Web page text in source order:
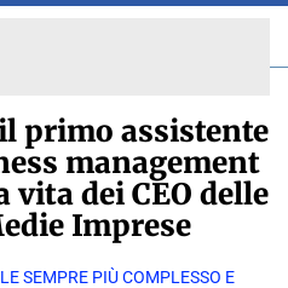
primo assistente
management
dei CEO delle
Imprese
SEMPRE PIÙ COMPLESSO E